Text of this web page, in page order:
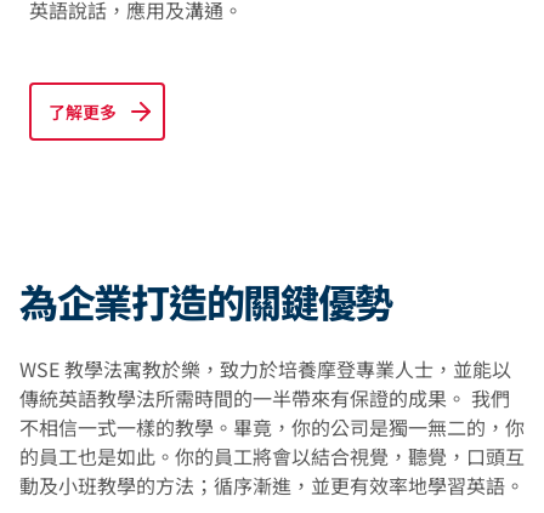
英語說話，應用及溝通。
了解更多
為企業打造的關鍵優勢
WSE 教學法寓教於樂，致力於培養摩登專業人士，並能以
傳統英語教學法所需時間的一半帶來有保證的成果。 我們
不相信一式一樣的教學。畢竟，你的公司是獨一無二的，你
的員工也是如此。你的員工將會以結合視覺，聽覺，口頭互
動及小班教學的方法；循序漸進，並更有效率地學習英語。